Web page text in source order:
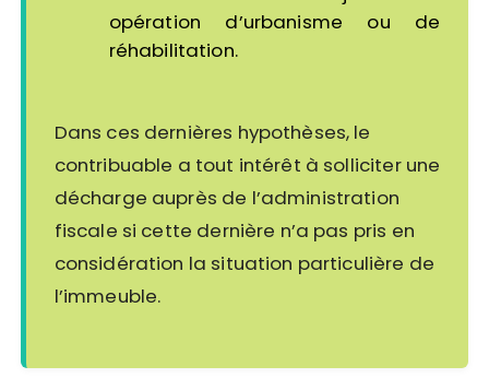
opération d’urbanisme ou de
réhabilitation.
Dans ces dernières hypothèses, le
contribuable a tout intérêt à solliciter une
décharge auprès de l’administration
fiscale si cette dernière n’a pas pris en
considération la situation particulière de
l’immeuble.